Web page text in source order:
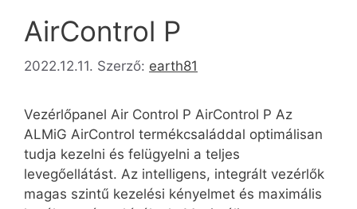
AirControl P
2022.12.11. Szerző: earth81
Vezérlőpanel Air Control P AirControl P Az
ALMiG AirControl termékcsaláddal optimálisan
tudja kezelni és felügyelni a teljes
levegőellátást. Az intelligens, integrált vezérlők
magas szintű kezelési kényelmet és maximális